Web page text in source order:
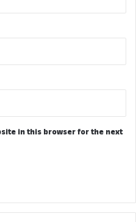
in this browser for the next